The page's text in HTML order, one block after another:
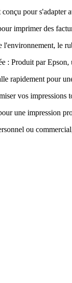
pour
imprimer des
l'environnement, le
: Produit par Epson,
rapidement pour
vos impressions
une impression
ou